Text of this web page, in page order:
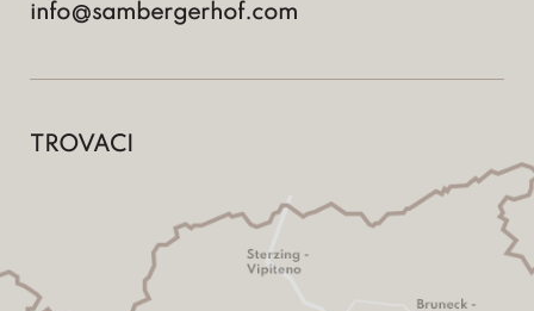
info@sambergerhof.com
TROVACI